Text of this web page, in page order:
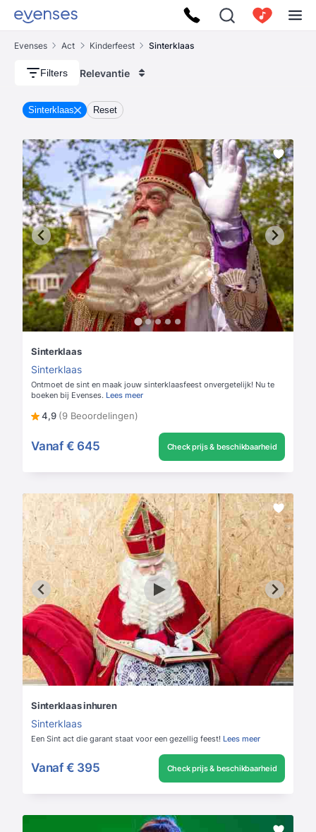
Evenses Act Kinderfeest Sinterklaas
Filters Relevantie
Sinterklaas Reset
Sinterklaas
Sinterklaas
Ontmoet de sint en maak jouw sinterklaasfeest onvergetelijk! Nu te
boeken bij Evenses. Lees meer
4,9 (9 Beoordelingen)
Vanaf € 645 Check prijs & beschikbaarheid
Sinterklaas inhuren
Sinterklaas
Een Sint act die garant staat voor een gezellig feest! Lees meer
Vanaf € 395 Check prijs & beschikbaarheid